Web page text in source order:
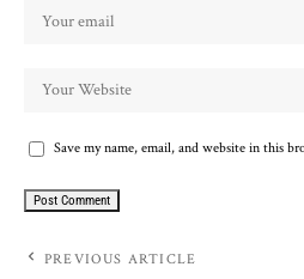
Save my name, email, and website in this
PREVIOUS ARTICLE